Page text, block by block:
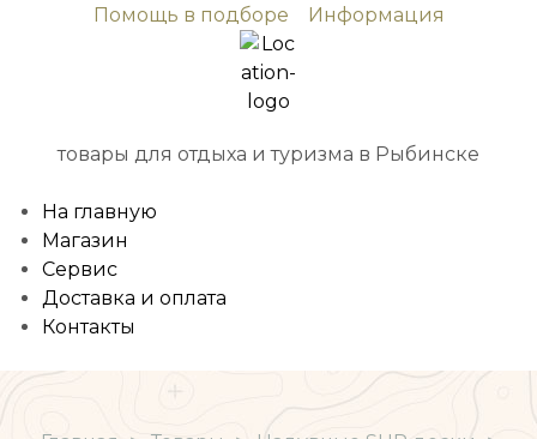
Помощь в подборе Информация
товары для отдыха и туризма в Рыбинске
На главную
Магазин
Сервис
Доставка и оплата
Контакты